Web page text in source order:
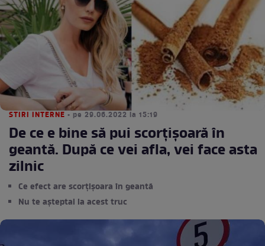
STIRI INTERNE • pe 29.06.2022 la 15:19
De ce e bine să pui scorțișoară în
geantă. După ce vei afla, vei face asta
zilnic
Ce efect are scorțișoara în geantă
Nu te așteptai la acest truc